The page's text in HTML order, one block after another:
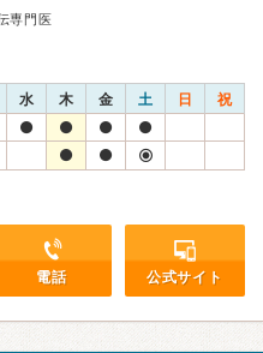
専門医
水 木 金 土 日 祝
電話 公式サイト